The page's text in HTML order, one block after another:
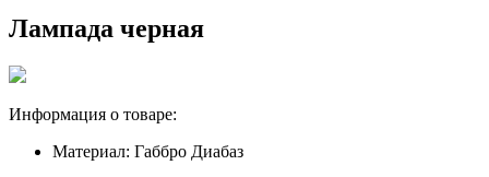
Лампада черная
Информация о товаре:
Материал: Габбро Диабаз